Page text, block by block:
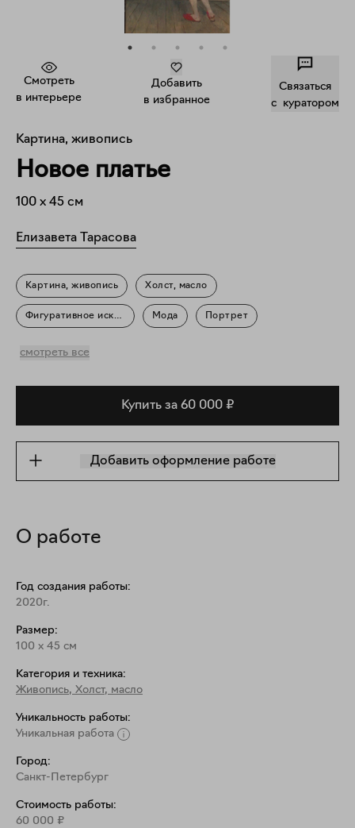
Смотреть
в интерьере
Добавить
в избранное
Связаться
c куратором
Картина, живопись
Новое платье
100 x 45 см
Елизавета Тарасова
Картина, живопись Холст, масло
Фигуративное искусство Мода Портрет
смотреть все
Купить за 60 000 ₽
Добавить оформление работе
О работе
Год создания работы:
2020г.
Размер:
100 x 45 см
Категория и техника:
Живопись, Холст, масло
Уникальность работы:
Уникальная работа
Город:
Санкт-Петербург
Стоимость работы:
60 000 ₽